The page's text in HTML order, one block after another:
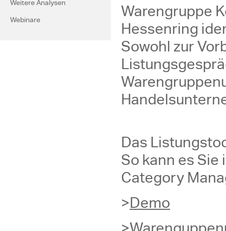
Weitere Analysen
Webinare
Warengruppe
Hessenring
Sowohl zur
Das
So kann es
Category
>Demo